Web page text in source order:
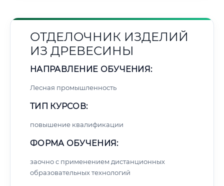
ОТДЕЛОЧНИК ИЗДЕЛИЙ
ИЗ ДРЕВЕСИНЫ
НАПРАВЛЕНИЕ ОБУЧЕНИЯ:
Лесная промышленность
ТИП КУРСОВ:
повышение квалификации
ФОРМА ОБУЧЕНИЯ:
заочно с применением дистанционных
образовательных технологий